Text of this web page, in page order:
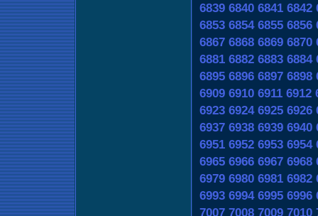
6839 6840 6841 6842
6853 6854 6855 6856
6867 6868 6869 6870
6881 6882 6883 6884
6895 6896 6897 6898
6909 6910 6911 6912
6923 6924 6925 6926
6937 6938 6939 6940
6951 6952 6953 6954
6965 6966 6967 6968
6979 6980 6981 6982
6993 6994 6995 6996
7007 7008 7009 7010